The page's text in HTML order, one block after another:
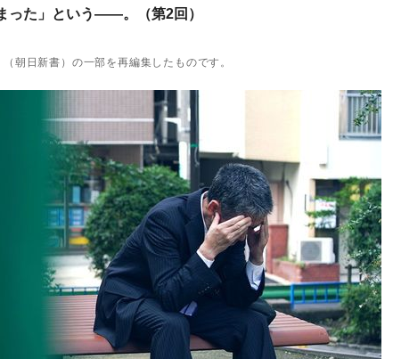
った」という――。（第2回）
（朝日新書）の一部を再編集したものです。